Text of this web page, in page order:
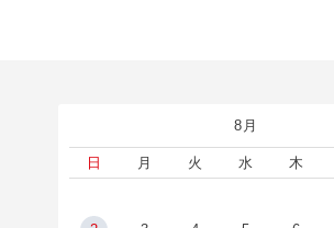
8月
日 月 火 水 木